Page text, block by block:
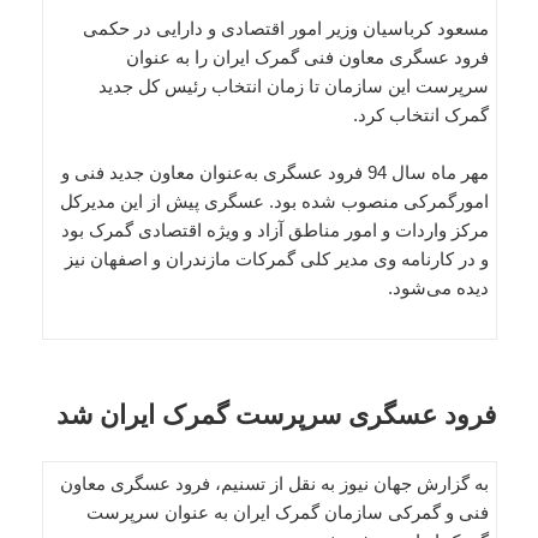
مسعود کرباسیان وزیر امور اقتصادی و دارایی در حکمی
فرود عسگری معاون فنی گمرک ایران را به عنوان
سرپرست این سازمان تا زمان انتخاب رئیس کل جدید
گمرک انتخاب کرد.
مهر ماه سال 94 فرود عسگری به‌عنوان معاون جدید فنی و
امورگمرکی منصوب شده بود. عسگری پیش از این مدیرکل
مرکز واردات و امور مناطق آزاد و ویژه اقتصادی گمرک بود
و در کارنامه وی مدیر کلی گمرکات مازندران و اصفهان نیز
دیده می‌شود.
فرود عسگری سرپرست گمرک ایران شد
به گزارش جهان نیوز به نقل از تسنیم، فرود عسگری معاون
فنی و گمرکی سازمان گمرک ایران به عنوان سرپرست